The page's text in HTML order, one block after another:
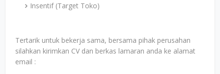
Insentif (Target Toko)
Tertarik untuk bekerja sama, bersama pihak perusahan
silahkan kirimkan CV dan berkas lamaran anda ke alamat
email :